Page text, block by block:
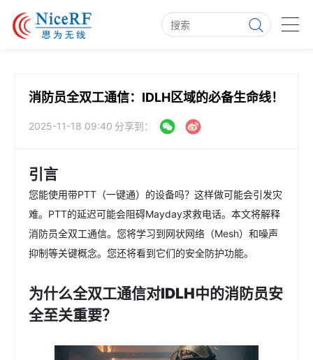
消防员全双工通信：IDLH区域的必备生命线！
2025-11-18 09:40 分享到：
引言
您能使用带PTT（一键通）的设备吗？这样做可能会引发灾
难。PTT的延迟可能会阻碍Mayday求救电话。本文将解释
消防员全双工通信。您将学习到网状网络（Mesh）和噪声
抑制等关键概念。您还将看到它们的安全防护功能。
为什么全双工通信对IDLH中的消防员安
全至关重要？